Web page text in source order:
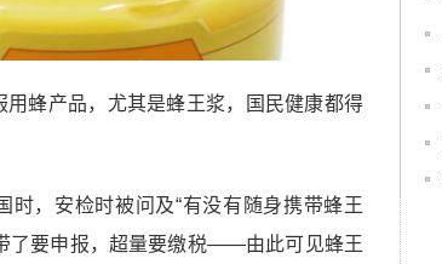
蜂产品，尤其是蜂王浆，国民健康都得
，安检时被问及“有没有随身携带蜂王
了要申报，超量要缴税——由此可见蜂王